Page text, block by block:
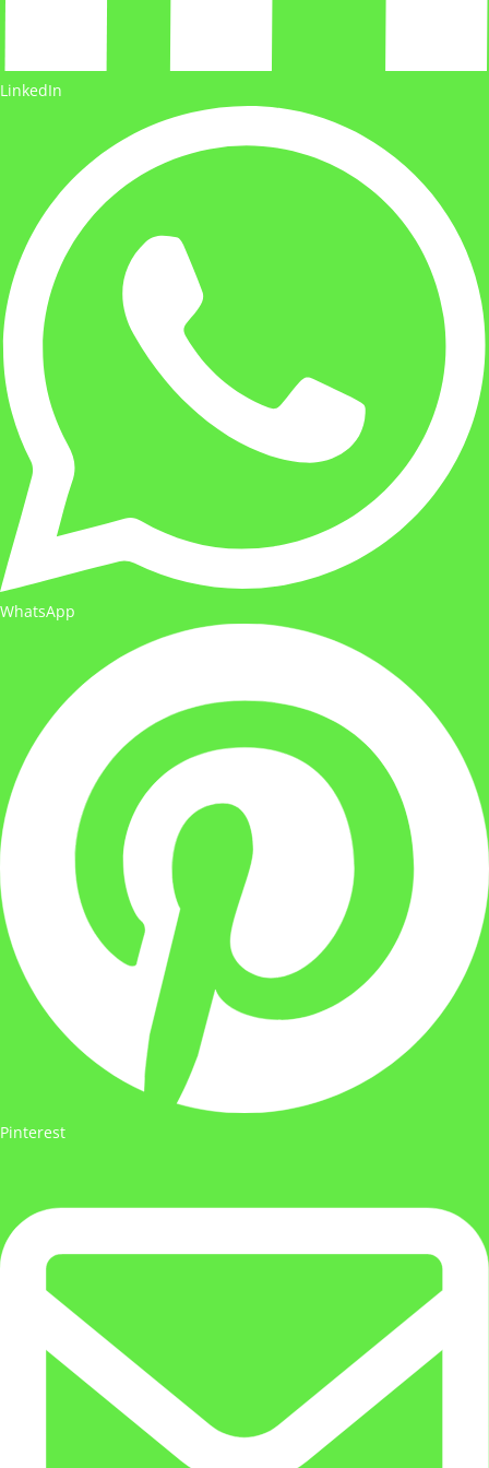
LinkedIn
WhatsApp
Pinterest